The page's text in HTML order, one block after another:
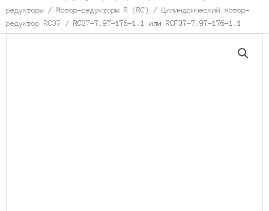
редукторы / Мотор-редукторы R (RC) / Цилиндрический мотор-
редуктор RC37 / RC37-7.97-176-1.1 или RCF37-7.97-176-1.1